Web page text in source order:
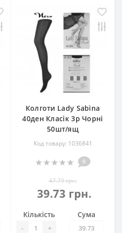
Колготи Lady Sabina
40ден Класік 3р Чорні
50шт/ящ
Код товару: 1036841
0
47.79 грн.
39.73 грн.
Кількість
- +
Сума